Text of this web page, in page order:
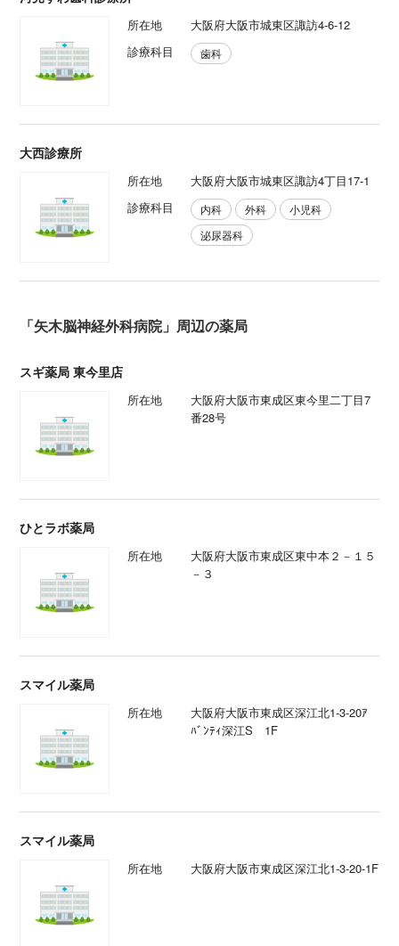
所在地
大阪府大阪市城東区諏訪4-6-12
診療科目
歯科
大西診療所
所在地
大阪府大阪市城東区諏訪4丁目17-1
診療科目
内科 外科
小児科
泌尿器科
「矢木脳神経外科病院」周辺の薬局
スギ薬局 東今里店
所在地
大阪府大阪市東成区東今里二丁目7
番28号
ひとラボ薬局
所在地
大阪府大阪市東成区東中本２－１５
－３
スマイル薬局
所在地
大阪府大阪市東成区深江北1-3-20ｱ
ﾊﾞﾝﾃｨ深江S 1F
スマイル薬局
所在地 大阪府大阪市東成区深江北1-3-20-1F